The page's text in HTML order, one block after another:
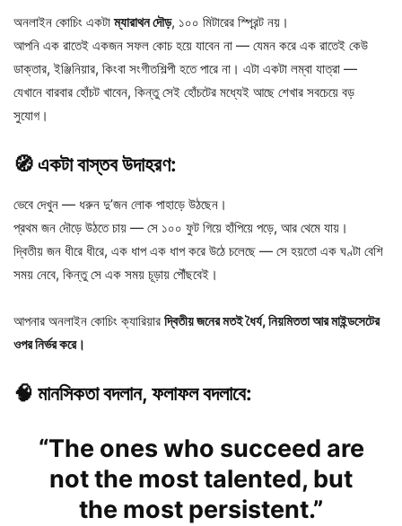
অনলাইন কোচিং একটাম্যারাথন দৌড়, ১০০ মিটারের স্প্রিন্ট নয়।
আপনি এক রাতেই একজন সফল কোচ হয়ে যাবেন না — যেমন করে এক রাতেই কেউ
ডাক্তার, ইঞ্জিনিয়ার, কিংবা সংগীতশিল্পী হতে পারে না। এটা একটা লম্বা যাত্রা —
যেখানে বারবার হোঁচট খাবেন, কিন্তু সেই হোঁচটের মধ্যেই আছে শেখার সবচেয়ে বড়
সুযোগ।
🧭 একটা বাস্তব উদাহরণ:
ভেবে দেখুন — ধরুন দু’জন লোক পাহাড়ে উঠছেন।
প্রথম জন দৌড়ে উঠতে চায় — সে ১০০ ফুট গিয়ে হাঁপিয়ে পড়ে, আর থেমে যায়।
দ্বিতীয় জন ধীরে ধীরে, এক ধাপ এক ধাপ করে উঠে চলেছে — সে হয়তো এক ঘণ্টা বেশি
সময় নেবে, কিন্তু সে এক সময় চূড়ায় পৌঁছবেই।
আপনার অনলাইন কোচিং ক্যারিয়ার দ্বিতীয় জনের মতই ধৈর্য, নিয়মিততা আর মাইন্ডসেটের
ওপর নির্ভর করে।
🧠 মানসিকতা বদলান, ফলাফল বদলাবে:
“The ones who succeed are
not the most talented, but
the most persistent.”